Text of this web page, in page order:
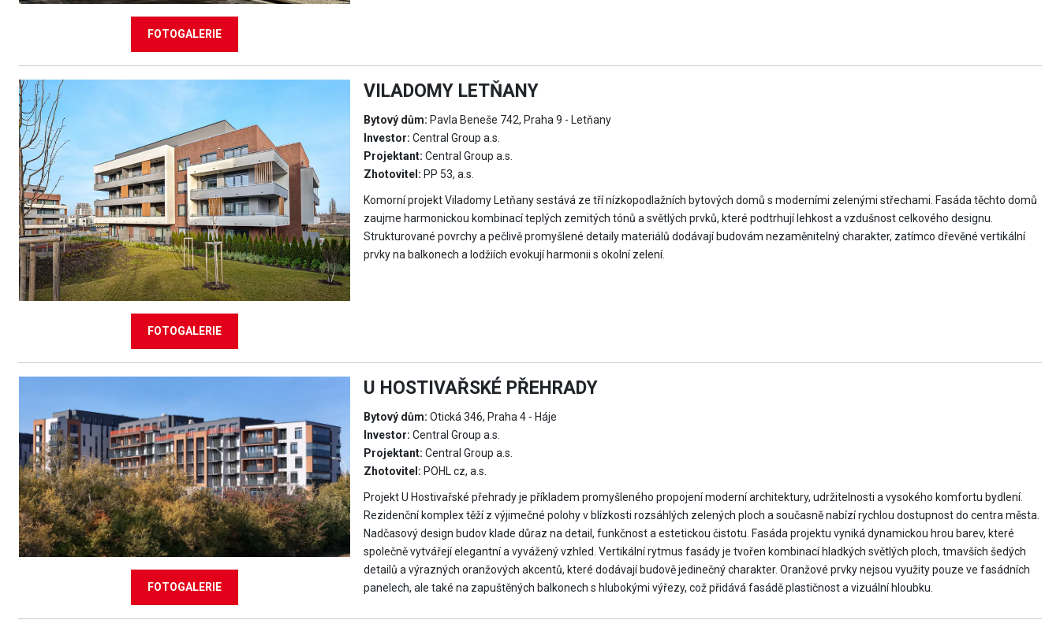
FOTOGALERIE
FOTOGALERIE
VILADOMY LETŇANY
Bytový dům: Pavla Beneše 742, Praha 9 - Letňany
Investor: Central Group a.s.
Projektant: Central Group a.s.
Zhotovitel: PP 53, a.s.
Komorní projekt Viladomy Letňany sestává ze tří nízkopodlažních bytových domů s moderními zelenými střechami. Fasáda těchto domů
zaujme harmonickou kombinací teplých zemitých tónů a světlých prvků, které podtrhují lehkost a vzdušnost celkového designu.
Strukturované povrchy a pečlivě promyšlené detaily materiálů dodávají budovám nezaměnitelný charakter, zatímco dřevěné vertikální
prvky na balkonech a lodžiích evokují harmonii s okolní zelení.
FOTOGALERIE
U HOSTIVAŘSKÉ PŘEHRADY
Bytový dům: Otická 346, Praha 4 - Háje
Investor: Central Group a.s.
Projektant: Central Group a.s.
Zhotovitel: POHL cz, a.s.
Projekt U Hostivařské přehrady je příkladem promyšleného propojení moderní architektury, udržitelnosti a vysokého komfortu bydlení.
Rezidenční komplex těží z výjimečné polohy v blízkosti rozsáhlých zelených ploch a současně nabízí rychlou dostupnost do centra města.
Nadčasový design budov klade důraz na detail, funkčnost a estetickou čistotu. Fasáda projektu vyniká dynamickou hrou barev, které
společně vytvářejí elegantní a vyvážený vzhled. Vertikální rytmus fasády je tvořen kombinací hladkých světlých ploch, tmavších šedých
detailů a výrazných oranžových akcentů, které dodávají budově jedinečný charakter. Oranžové prvky nejsou využity pouze ve fasádních
panelech, ale také na zapuštěných balkonech s hlubokými výřezy, což přidává fasádě plastičnost a vizuální hloubku.